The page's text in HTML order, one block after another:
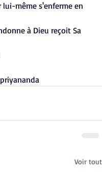
lui-même s'enferme en
à Dieu reçoit Sa
Voir tout